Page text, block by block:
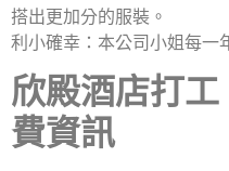
搭出更加分的服裝。
利小確幸：本公司小姐每一
欣殿酒店打
費資訊